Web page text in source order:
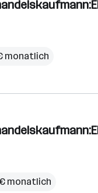
monatlich
€ monatlich